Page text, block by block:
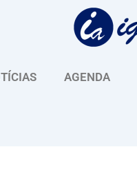
AGENDA